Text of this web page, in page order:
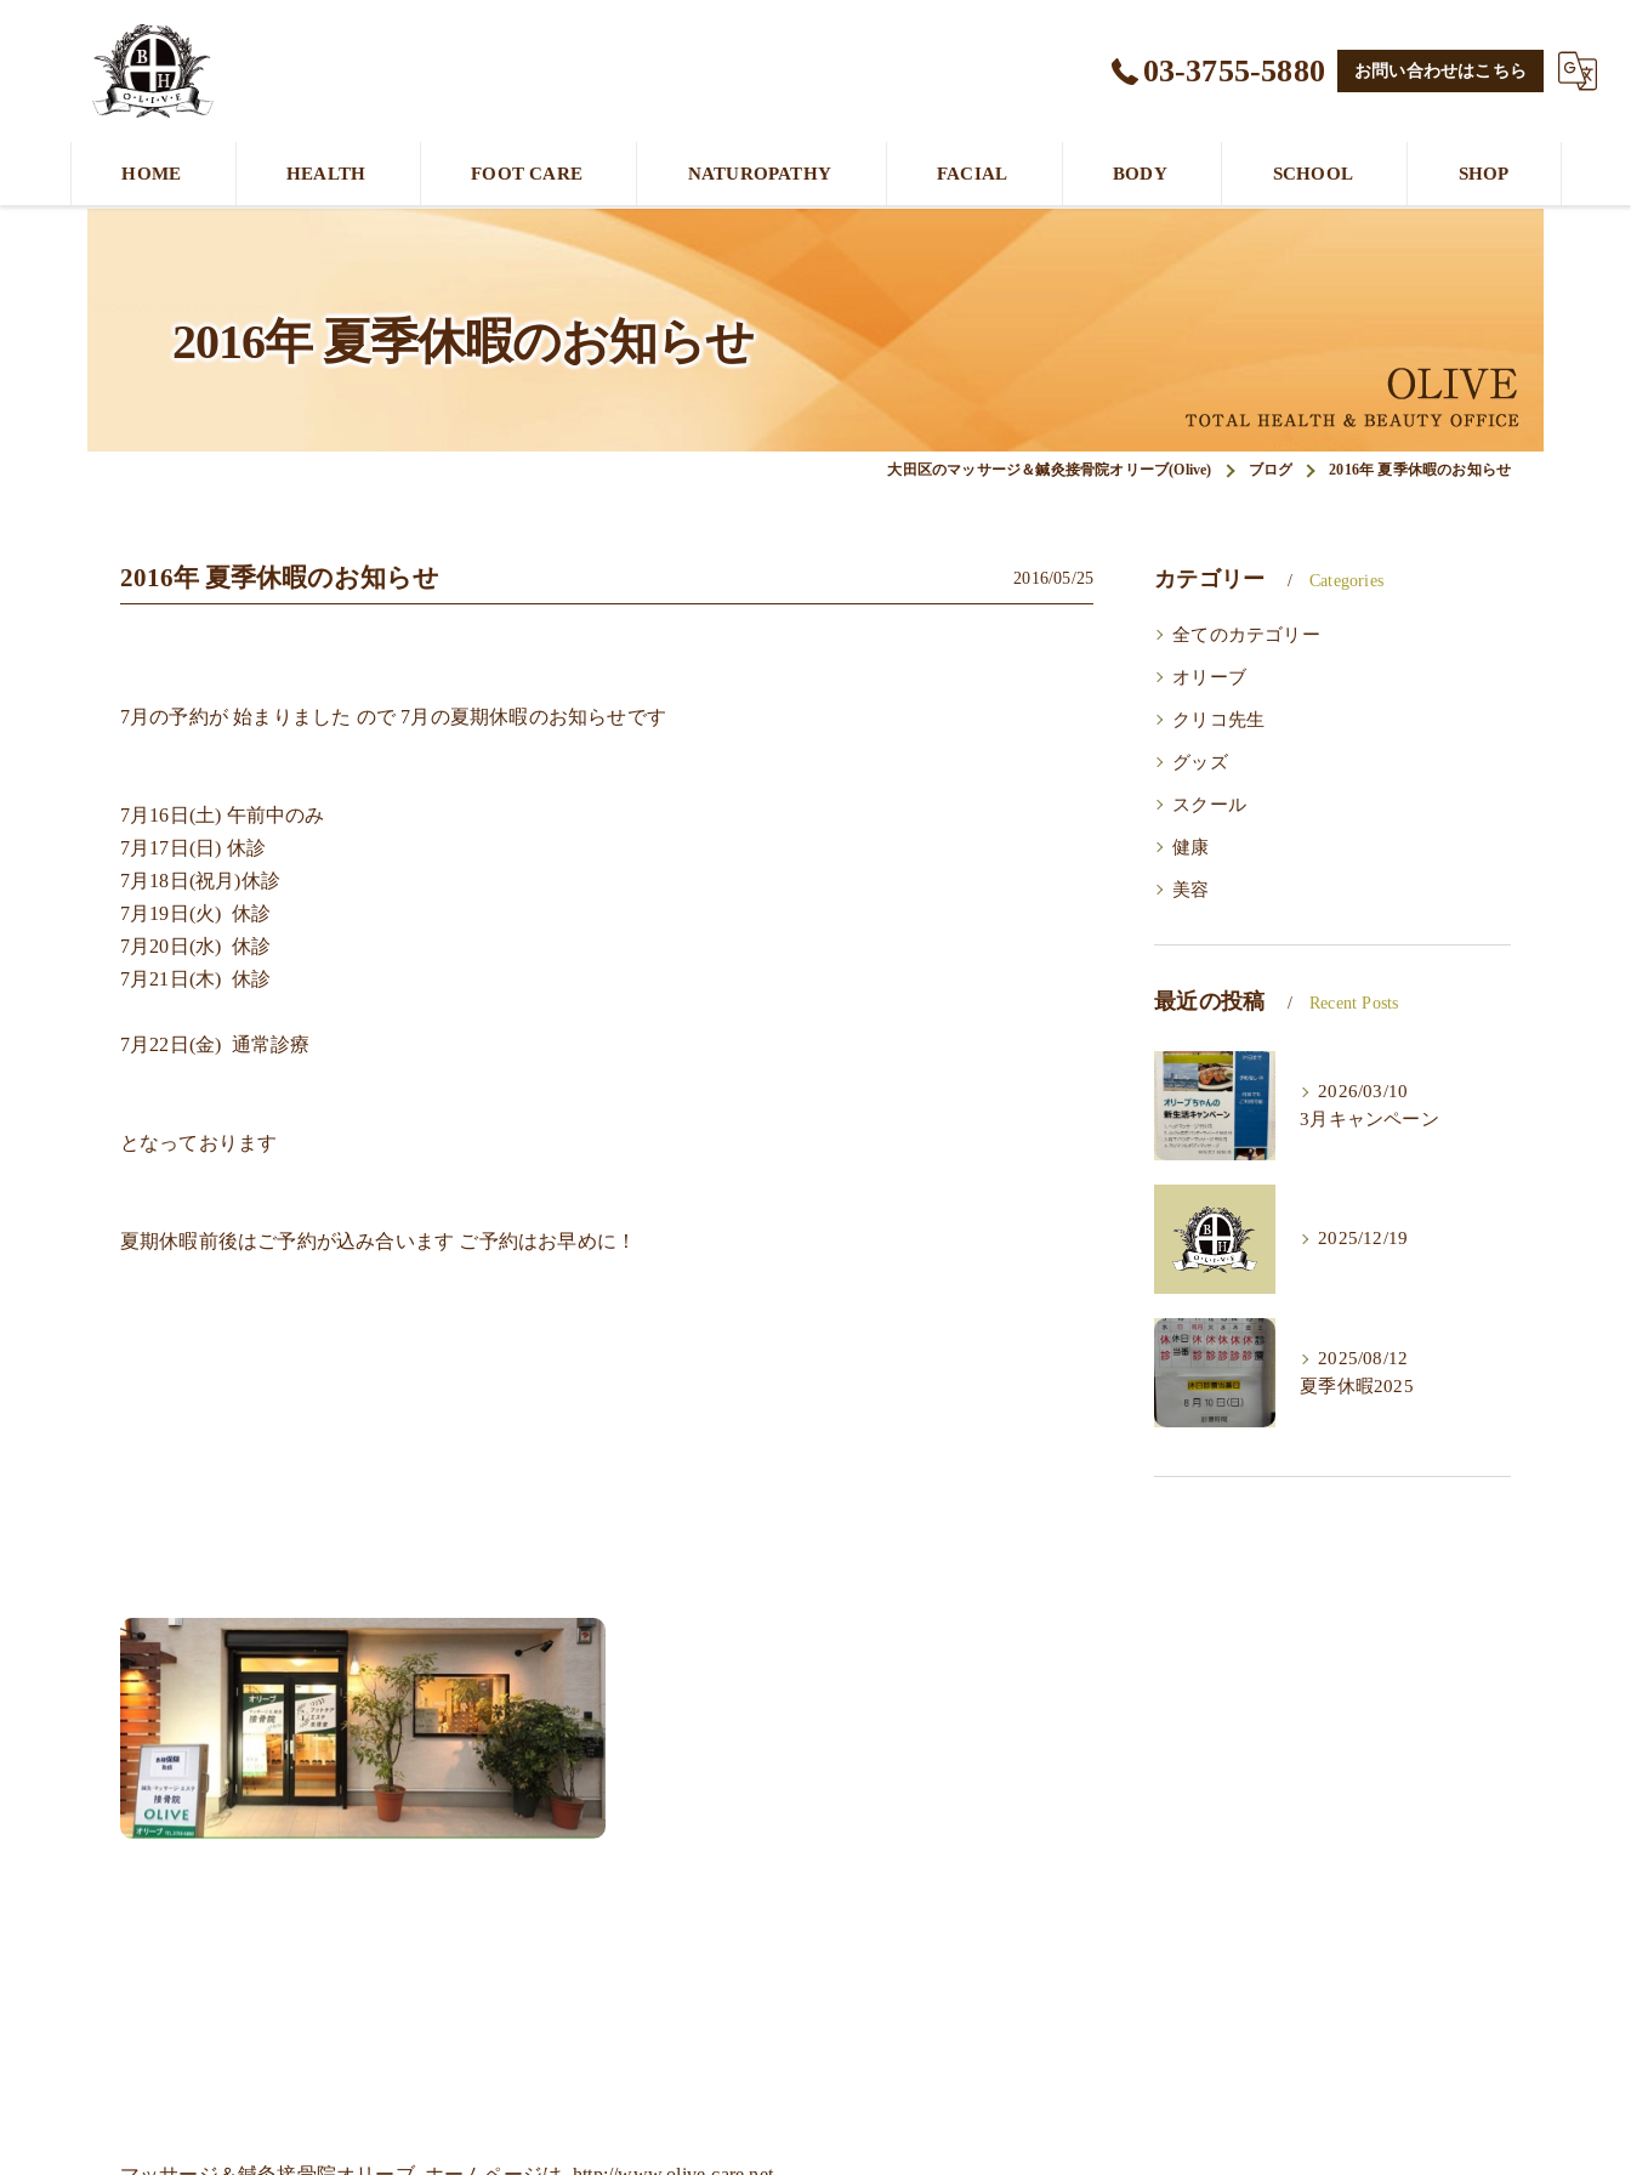
03-3755-5880 お問い合わせはこちら
HOME HEALTH FOOT CARE NATUROPATHY FACIAL BODY SCHOOL SHOP
2016年 夏季休暇のお知らせ
大田区のマッサージ＆鍼灸接骨院オリーブ(Olive) ブログ 2016年 夏季休暇のお知らせ
2016年 夏季休暇のお知らせ 2016/05/25
7月の予約が 始まりました ので 7月の夏期休暇のお知らせです
7月16日(土) 午前中のみ
7月17日(日) 休診
7月18日 (祝月)休診
7月19日(火) 休診
7月20日(水) 休診
7月21日(木) 休診
7月22日(金) 通常診療
となっております
夏期休暇前後はご予約が込み合います ご予約はお早めに！
カテゴリー Categories
全てのカテゴリー
オリーブ
クリコ先生
グッズ
スクール
健康
美容
最近の投稿 Recent Posts
2026/03/10
3月キャンペーン
2025/12/19
2025/08/12
夏季休暇2025